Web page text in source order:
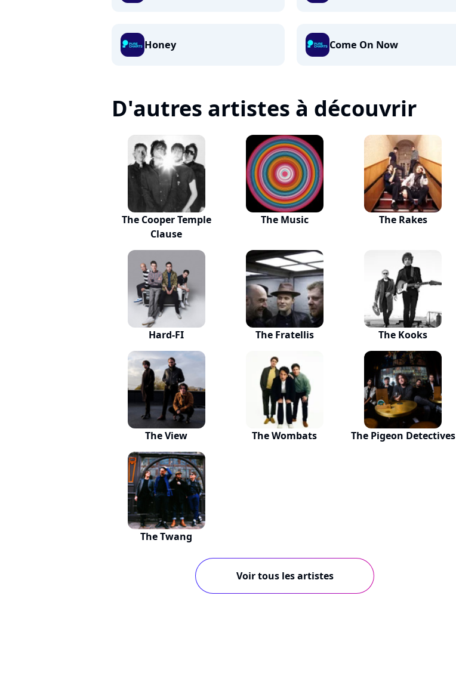
Honey Come On Now
D'autres artistes à découvrir
The Cooper Temple
Clause
The Music The Rakes
Hard-FI The Fratellis The Kooks
The View The Wombats The Pigeon Detectives
The Twang
Voir tous les artistes